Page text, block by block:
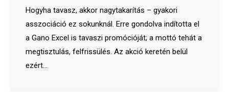
Hogyha tavasz, akkor nagytakarítás – gyakori
asszociáció ez sokunknál. Erre gondolva indította el
a Gano Excel is tavaszi promócióját; a mottó tehát a
megtisztulás, felfrissülés. Az akció keretén belül
ezért…